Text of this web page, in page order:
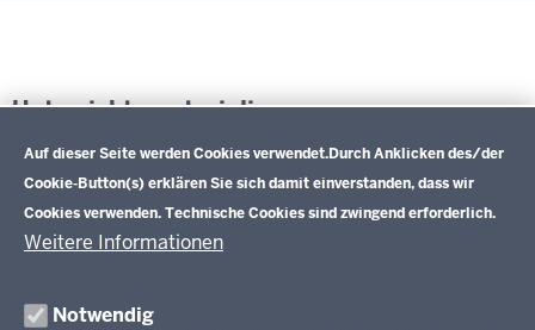
Auf dieser Seite werden Cookies verwendet.Durch Anklicken des/der
Cookie-Button(s) erklären Sie sich damit einverstanden, dass wir
Cookies verwenden. Technische Cookies sind zwingend erforderlich.
Weitere Informationen
Notwendig
Unterrichtsmaterialien
Weiterführende Informationen
Im Überblick